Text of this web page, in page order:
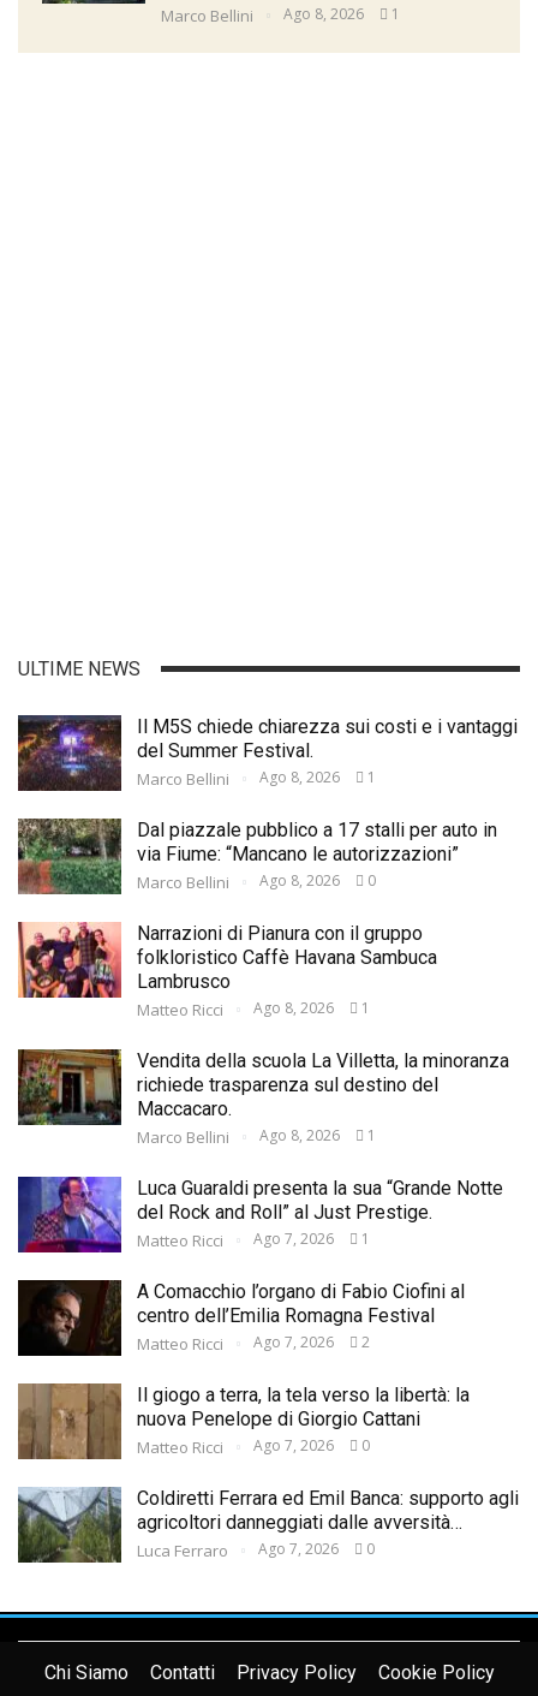
Marco Bellini Ago 8, 2026 1
ULTIME NEWS
Il M5S chiede chiarezza sui costi e i vantaggi
del Summer Festival.
Marco Bellini Ago 8, 2026 1
Dal piazzale pubblico a 17 stalli per auto in
via Fiume: “Mancano le autorizzazioni”
Marco Bellini Ago 8, 2026 0
Narrazioni di Pianura con il gruppo
folkloristico Caffè Havana Sambuca
Lambrusco
Matteo Ricci Ago 8, 2026 1
Vendita della scuola La Villetta, la minoranza
richiede trasparenza sul destino del
Maccacaro.
Marco Bellini Ago 8, 2026 1
Luca Guaraldi presenta la sua “Grande Notte
del Rock and Roll” al Just Prestige.
Matteo Ricci Ago 7, 2026 1
A Comacchio l’organo di Fabio Ciofini al
centro dell’Emilia Romagna Festival
Matteo Ricci Ago 7, 2026 2
Il giogo a terra, la tela verso la libertà: la
nuova Penelope di Giorgio Cattani
Matteo Ricci Ago 7, 2026 0
Coldiretti Ferrara ed Emil Banca: supporto agli
agricoltori danneggiati dalle avversità…
Luca Ferraro Ago 7, 2026 0
Chi Siamo Contatti Privacy Policy
Cookie Policy